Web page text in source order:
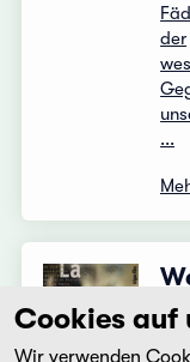
der
...
-
Cookies auf
Wir verwenden